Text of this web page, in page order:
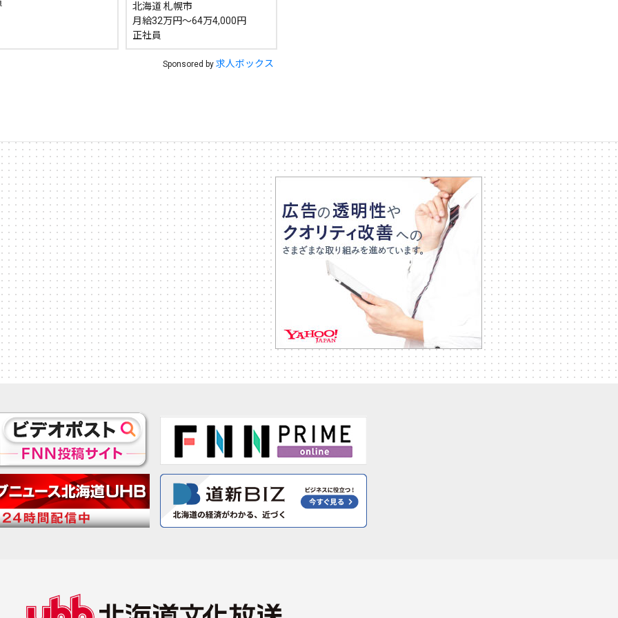
北海道 札幌市
月給32万円～64万4,000円
正社員
Sponsored by 求人ボックス